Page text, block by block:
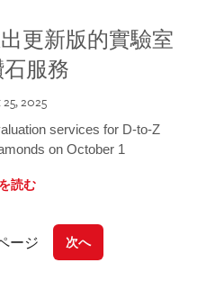
出更新版的實驗室
服務
2025
services for D-to-Z
on October 1
読む
ージ 次へ